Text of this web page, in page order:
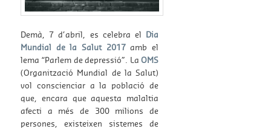
Demà, 7 d’abril, es celebra el Dia
Mundial de la Salut 2017amb el
lema “Parlem de depressió”. La OMS
(Organització Mundial de la Salut)
vol conscienciar a la població de
que, encara que aquesta malaltia
afecti a més de 300 milions de
persones, existeixen sistemes de